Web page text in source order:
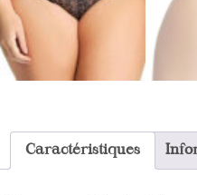
Caractéristiques